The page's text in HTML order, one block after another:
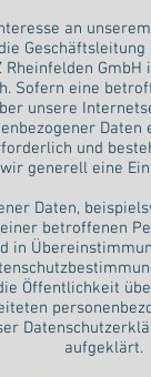
an
Geschäftsleitung
Sofern eine
unsere
und
generell eine
Daten,
betroffenen
in
Öffentlichkeit
aufgeklärt.